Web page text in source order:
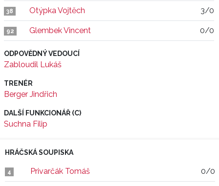
38 Otýpka Vojtěch 3/0
92 Glembek Vincent 0/0
ODPOVĚDNÝ VEDOUCÍ
Zabloudil Lukáš
TRENÉR
Berger Jindřich
DALŠÍ FUNKCIONÁŘ (C)
Suchna Filip
HRÁČSKÁ SOUPISKA
4 Privarčák Tomáš 0/0